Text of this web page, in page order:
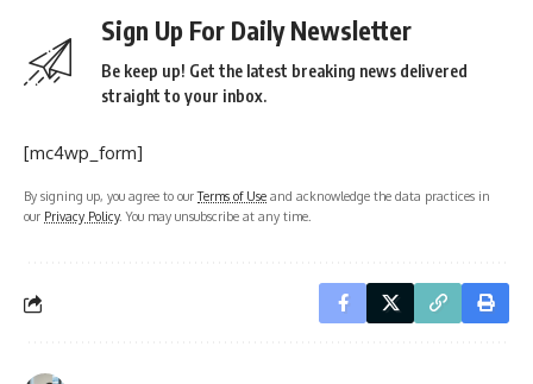
Sign Up For Daily Newsletter
Be keep up! Get the latest breaking news delivered
straight to your inbox.
[mc4wp_form]
By signing up, you agree to ourTerms of Use and acknowledge the data practices in
our Privacy Policy. You may unsubscribe at any time.